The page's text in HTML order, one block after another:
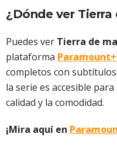
¿Dónde ver
Puedes ver Tierra de
plataforma Paramount+
completos con
la serie es accesible
calidad y la comodidad.
¡Mira aquí en